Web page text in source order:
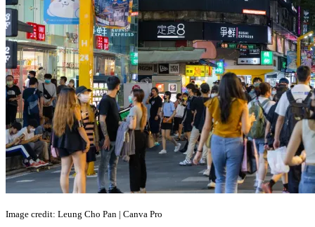
Image credit: Leung Cho Pan | Canva Pro